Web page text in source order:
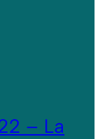
– La